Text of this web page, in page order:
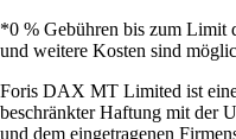
*0 % Gebühren bis zum Limit
und weitere Kosten sind
Foris DAX MT Limited ist
beschränkter Haftung mit der
und dem eingetragenen